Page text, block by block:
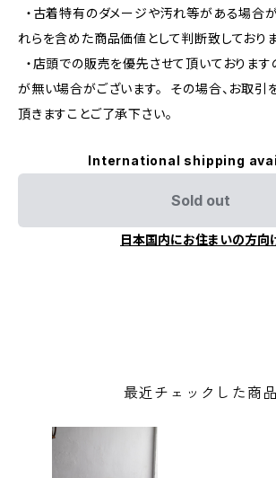
・古着特有のダメージや汚れ等がある場合
れらを含めた商品価値として判断致しておりま
・店頭での販売を優先させて頂いております
が無い場合がございます。 その場合、お取引
頂きますことご了承下さい。
International shipping
Sold out
日本国内にお住まいの方向
最近チェックした商品